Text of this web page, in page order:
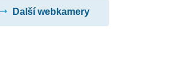
Další webkamery